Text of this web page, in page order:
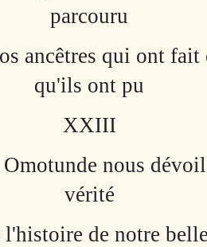
parcouru
ancêtres qui ont fait
qu'ils ont pu
XXIII
nous
vérité
l'histoire de notre